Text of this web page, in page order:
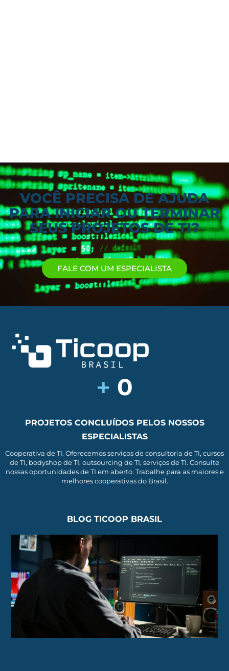
VOCÊ PRECISA DE AJUDA
PARA INICIAR OU TERMINAR
SEUS PROJETOS DE TI?
FALE COM UM ESPECIALISTA
+ 0
PROJETOS CONCLUÍDOS PELOS NOSSOS
ESPECIALISTAS
Cooperativa de TI. Oferecemos serviços de consultoria de TI, cursos
de TI, bodyshop de TI, outsourcing de TI, serviços de TI. Consulte
nossas oportunidades de TI em aberto. Trabalhe para as maiores e
melhores cooperativas do Brasil.
BLOG TICOOP BRASIL